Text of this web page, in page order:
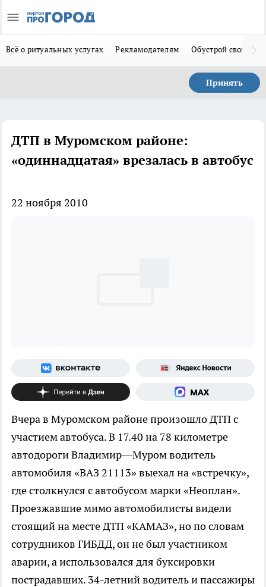
Всё о ритуальных услугах Рекламодателям Обустрой свой дом
Принять
ДТП в Муромском районе:
«одиннадцатая» врезалась в автобус
22 ноября 2010
Вчера в Муромском районе произошло ДТП с
участием автобуса. В 17.40 на 78 километре
автодороги Владимир—Муром водитель
автомобиля «ВАЗ 21113» выехал на «встречку»,
где столкнулся с автобусом марки «Неоплан».
Проезжавшие мимо автомобилисты видели
стоящий на месте ДТП «КАМАЗ», но по словам
сотрудников ГИБДД, он не был участником
аварии, а использовался для буксировки
пострадавших. 34-летний водитель и пассажиры